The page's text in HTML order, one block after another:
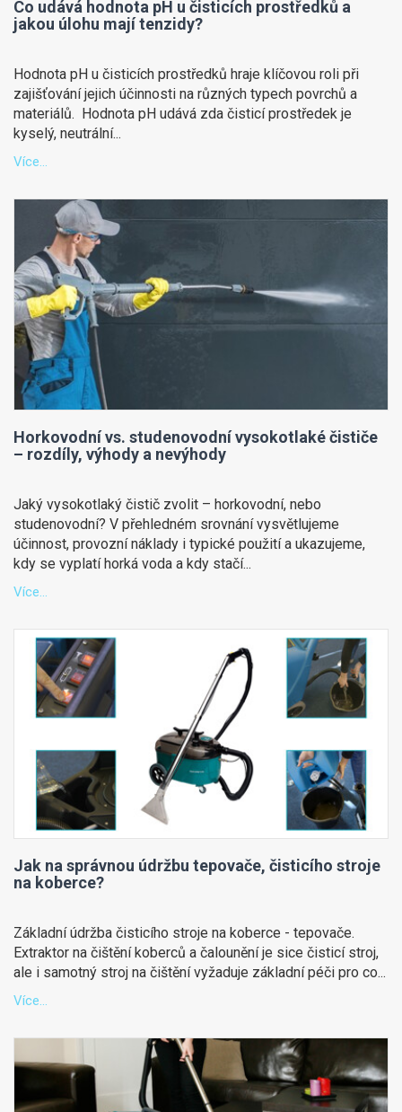
Co udává hodnota pH u čisticích prostředků a
jakou úlohu mají tenzidy?
Hodnota pH u čisticích prostředků hraje klíčovou roli při
zajišťování jejich účinnosti na různých typech povrchů a
materiálů. Hodnota pH udává zda čisticí prostředek je
kyselý, neutrální...
Více...
Horkovodní vs. studenovodní vysokotlaké čističe
– rozdíly, výhody a nevýhody
Jaký vysokotlaký čistič zvolit – horkovodní, nebo
studenovodní? V přehledném srovnání vysvětlujeme
účinnost, provozní náklady i typické použití a ukazujeme,
kdy se vyplatí horká voda a kdy stačí...
Více...
Jak na správnou údržbu tepovače, čisticího stroje
na koberce?
Základní údržba čisticího stroje na koberce - tepovače.
Extraktor na čištění koberců a čalounění je sice čisticí stroj,
ale i samotný stroj na čištění vyžaduje základní péči pro co...
Více...